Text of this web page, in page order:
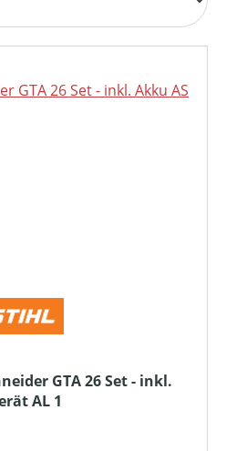
GTA 26 Set - inkl.
AL 1